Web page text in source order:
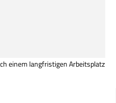
einem langfristigen Arbeitsplatz